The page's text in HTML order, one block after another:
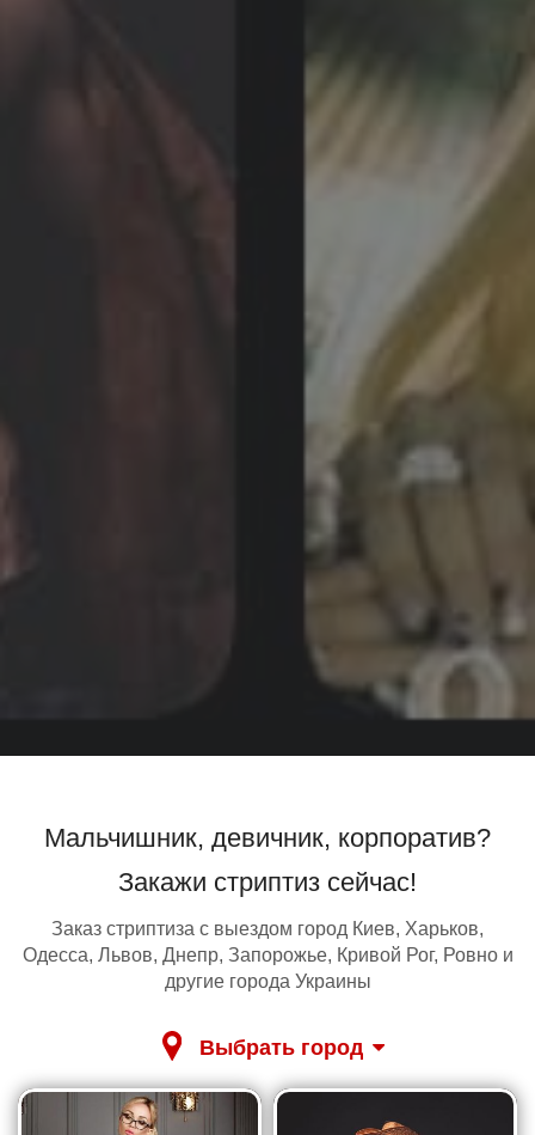
Мальчишник, девичник, корпоратив?
Закажи стриптиз сейчас!
Заказ стриптиза с выездом город Киев, Харьков,
Одесса, Львов, Днепр, Запорожье, Кривой Рог, Ровно и
другие города Украины
Выбрать город